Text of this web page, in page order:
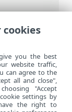
cookies
you the best
website traffic,
can agree to the
all and close",
"Accept
settings by
the right to